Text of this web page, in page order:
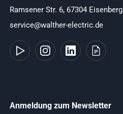
Ramsener Str. 6, 67304 Eisenberg
service@walther-electric.de
Anmeldung zum Newsletter